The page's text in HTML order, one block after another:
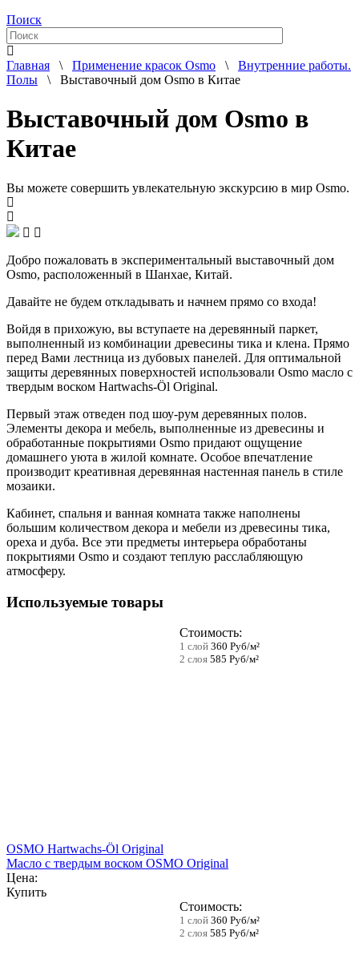
Поиск
Главная \ Применение красок Osmo \ Внутренние работы.
Полы \ Выставочный дом Osmo в Китае
Выставочный дом Osmo в
Китае
Вы можете совершить увлекательную экскурсию в мир Osmo.
Добро пожаловать в экспериментальный выставочный дом
Osmo, расположенный в Шанхае, Китай.
Давайте не будем откладывать и начнем прямо со входа!
Войдя в прихожую, вы вступаете на деревянный паркет,
выполненный из комбинации древесины тика и клена. Прямо
перед Вами лестница из дубовых панелей. Для оптимальной
защиты деревянных поверхностей использовали Osmo масло с
твердым воском Hartwachs-Öl Original.
Первый этаж отведен под шоу-рум деревянных полов.
Элементы декора и мебель, выполненные из древесины и
обработанные покрытиями Osmo придают ощущение
домашнего уюта в жилой комнате. Особое впечатление
производит креативная деревянная настенная панель в стиле
мозаики.
Кабинет, спальня и ванная комната также наполнены
большим количеством декора и мебели из древесины тика,
ореха и дуба. Все эти предметы интерьера обработаны
покрытиями Osmo и создают теплую расслабляющую
атмосферу.
Используемые товары
Стоимость:
1 слой 360 Руб/м²
2 слоя 585 Руб/м²
OSMO Hartwachs-Öl Original
Масло с твердым воском OSMO Original
Цена:
Купить
Стоимость:
1 слой 360 Руб/м²
2 слоя 585 Руб/м²